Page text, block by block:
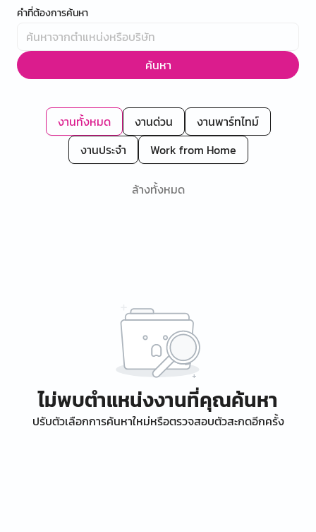
คำที่ต้องการค้นหา
ค้นหา
งานทั้งหมด งานด่วน
งานพาร์ทไทม์
งานประจำ
Work from Home
ล้างทั้งหมด
ไม่พบตำแหน่งงานที่คุณค้นหา
ปรับตัวเลือกการค้นหาใหม่หรือตรวจสอบตัวสะกดอีกครั้ง